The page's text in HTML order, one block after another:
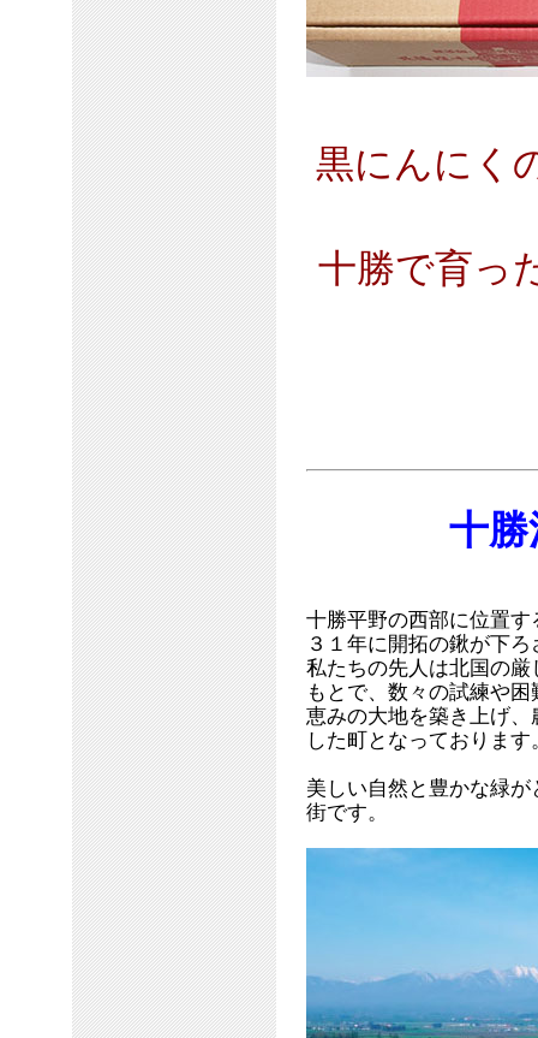
黒にんにく
十勝で育っ
十
十勝平野の西部に位置
３１年に開拓の鍬が下
私たちの先人は北国の厳
もとで、数々の試練や
恵みの大地を築き上げ
した町となっております
美しい自然と豊かな緑
街です。